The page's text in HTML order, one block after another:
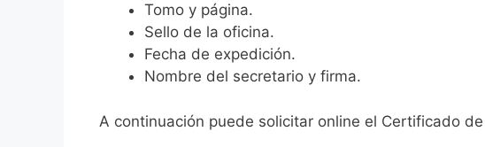
Tomo y página.
Sello de la oficina.
Fecha de expedición.
Nombre del secretario y firma.
A continuación puede solicitar online el Certificado